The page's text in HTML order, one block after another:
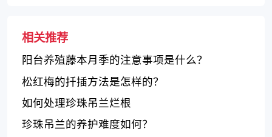
相关推荐
阳台养殖藤本月季的注意事项是什么？
松红梅的扦插方法是怎样的？
如何处理珍珠吊兰烂根
珍珠吊兰的养护难度如何？